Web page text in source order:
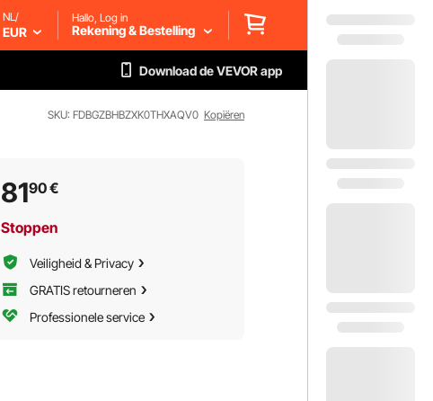
NL/
EUR
Hallo, Log in
Rekening & Bestelling
Download de VEVOR app
SKU: FDBGZBHBZXK0THXAQV0 Kopiëren
8190€
Stoppen
Veiligheid & Privacy
GRATIS retourneren
Professionele service